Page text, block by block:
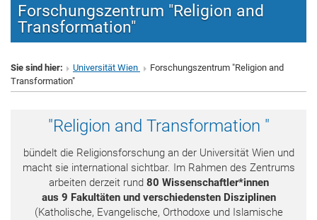
Neue Publikation: RaT-Reihe Band
42:From Trust to Hope. How YHWH
Draws Near in Times of Trauma von
Lisa Achataler
Sie sind hier: Universität Wien
Forschungszentrum "Religion and
Transformation"
"Religion and Transformation "
bündelt die Religionsforschung an der Universität Wien und
macht sie international sichtbar. Im Rahmen des Zentrums
arbeiten derzeit rund 80 Wissenschaftler*innen
aus 9 Fakultäten und verschiedensten Disziplinen
(Katholische, Evangelische, Orthodoxe und Islamische